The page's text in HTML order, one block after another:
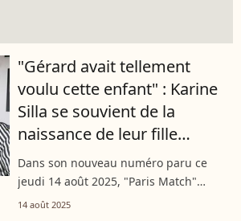
"Gérard avait tellement
voulu cette enfant" : Karine
Silla se souvient de la
naissance de leur fille
Roxane Depardieu, l'acteur
partagé entre deux femmes
Dans son nouveau numéro paru ce
jeudi 14 août 2025, "Paris Match"
s'intéresse à une amitié pas comme les
14 août 2025